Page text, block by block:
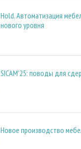
Hold. Автоматизация
нового уровня
SICAM'25: поводы для
Новое производство